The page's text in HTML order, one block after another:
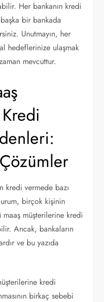
Her bankanın kredi
bir bankada
Unutmayın, her
hedeflerinize ulaşmak
mevcuttur.
kredi vermede bazı
birçok kişinin
maaş müşterilerine kredi
Ancak, bankaların
ve bu yazıda
kredi
birkaç sebebi